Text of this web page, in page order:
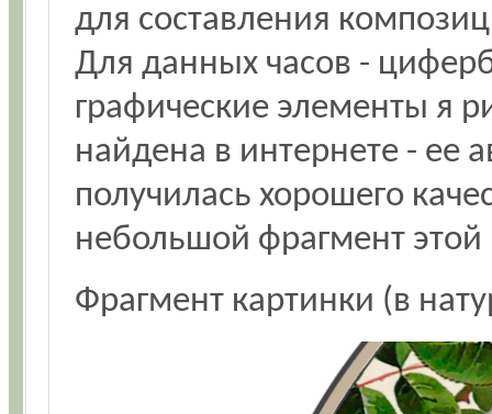
для составления
Для данных часов -
графические элементы я
найдена в интернете - ее
получилась хорошего
небольшой фрагмент этой
Фрагмент картинки (в